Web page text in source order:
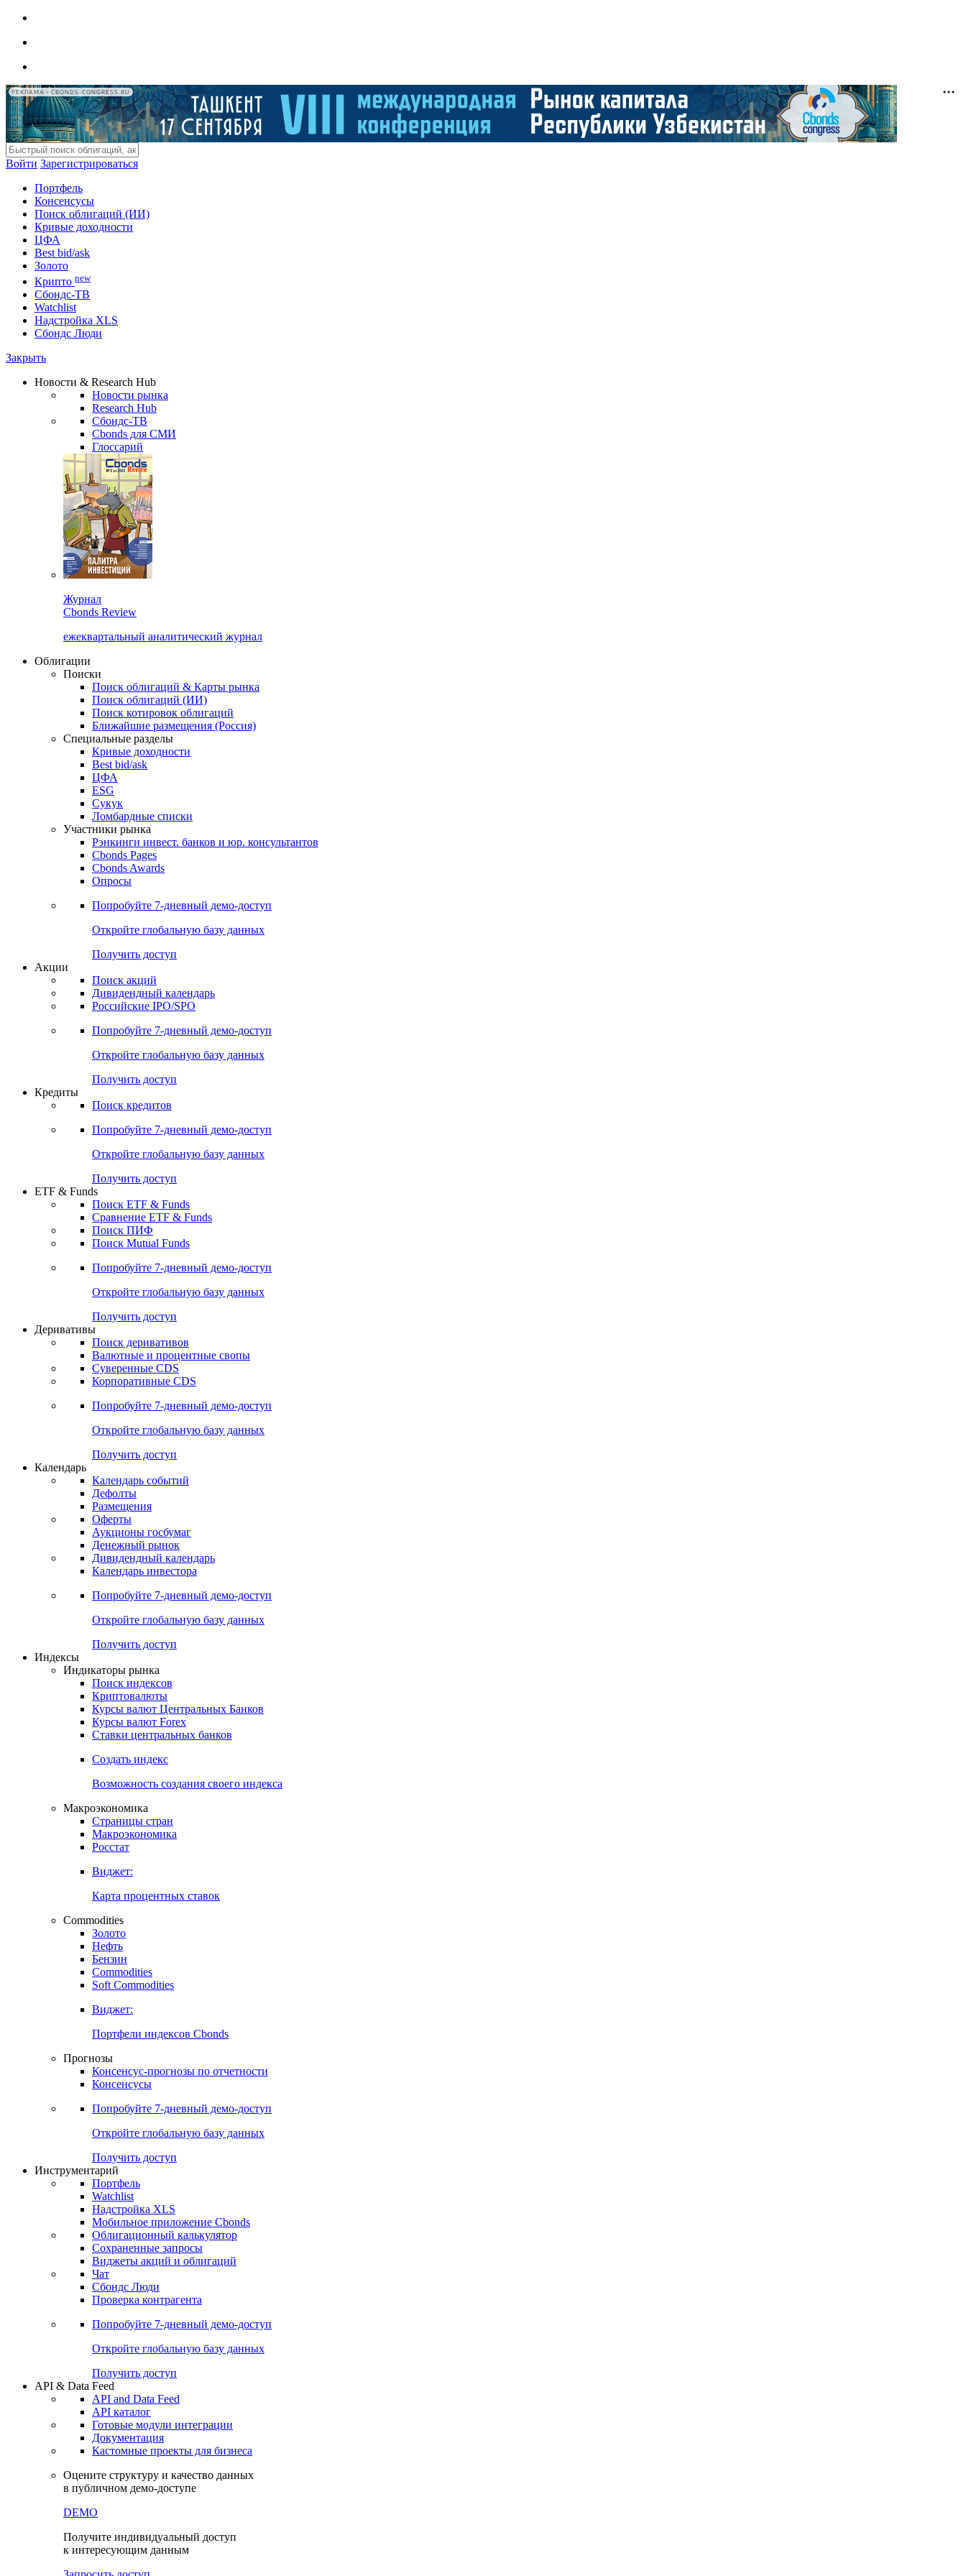
РЕКЛАМА • CBONDS-CONGRESS.RU
Войти Зарегистрироваться
Портфель
Консенсусы
Поиск облигаций (ИИ)
Кривые доходности
ЦФА
Best bid/ask
Золото
Крипто new
Сбондс-ТВ
Watchlist
Надстройка XLS
Сбондс Люди
Закрыть
Новости & Research Hub
Новости рынка
Research Hub
Сбондс-ТВ
Cbonds для СМИ
Глоссарий
Журнал
Cbonds Review
ежеквартальный аналитический журнал
Облигации
Поиски
Поиск облигаций & Карты рынка
Поиск облигаций (ИИ)
Поиск котировок облигаций
Ближайшие размещения (Россия)
Специальные разделы
Кривые доходности
Best bid/ask
ЦФА
ESG
Сукук
Ломбардные списки
Участники рынка
Рэнкинги инвест. банков и юр. консультантов
Cbonds Pages
Cbonds Awards
Опросы
Попробуйте 7-дневный демо-доступ
Откройте глобальную базу данных
Получить доступ
Акции
Поиск акций
Дивидендный календарь
Российские IPO/SPO
Попробуйте 7-дневный демо-доступ
Откройте глобальную базу данных
Получить доступ
Кредиты
Поиск кредитов
Попробуйте 7-дневный демо-доступ
Откройте глобальную базу данных
Получить доступ
ETF & Funds
Поиск ETF & Funds
Сравнение ETF & Funds
Поиск ПИФ
Поиск Mutual Funds
Попробуйте 7-дневный демо-доступ
Откройте глобальную базу данных
Получить доступ
Деривативы
Поиск деривативов
Валютные и процентные свопы
Суверенные CDS
Корпоративные CDS
Попробуйте 7-дневный демо-доступ
Откройте глобальную базу данных
Получить доступ
Календарь
Календарь событий
Дефолты
Размещения
Оферты
Аукционы госбумаг
Денежный рынок
Дивидендный календарь
Календарь инвестора
Попробуйте 7-дневный демо-доступ
Откройте глобальную базу данных
Получить доступ
Индексы
Индикаторы рынка
Поиск индексов
Криптовалюты
Курсы валют Центральных Банков
Курсы валют Forex
Ставки центральных банков
Создать индекс
Возможность создания своего индекса
Макроэкономика
Страницы стран
Макроэкономика
Росстат
Виджет:
Карта процентных ставок
Commodities
Золото
Нефть
Бензин
Commodities
Soft Commodities
Виджет:
Портфели индексов Cbonds
Прогнозы
Консенсус-прогнозы по отчетности
Консенсусы
Попробуйте 7-дневный демо-доступ
Откройте глобальную базу данных
Получить доступ
Инструментарий
Портфель
Watchlist
Надстройка XLS
Мобильное приложение Cbonds
Облигационный калькулятор
Сохраненные запросы
Виджеты акций и облигаций
Чат
Сбондс Люди
Проверка контрагента
Попробуйте 7-дневный демо-доступ
Откройте глобальную базу данных
Получить доступ
API & Data Feed
API and Data Feed
API каталог
Готовые модули интеграции
Документация
Кастомные проекты для бизнеса
Оцените структуру и качество данных
в публичном демо-доступе
DEMO
Получите индивидуальный доступ
к интересующим данным